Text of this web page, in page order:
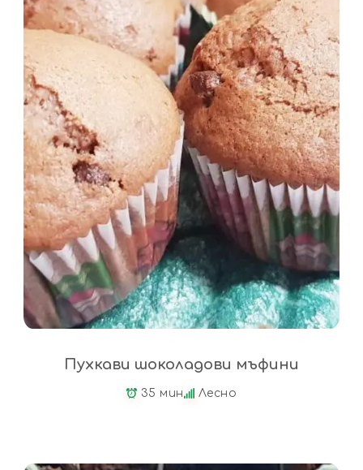
Пухкави шоколадови мъфини
35 мин Лесно